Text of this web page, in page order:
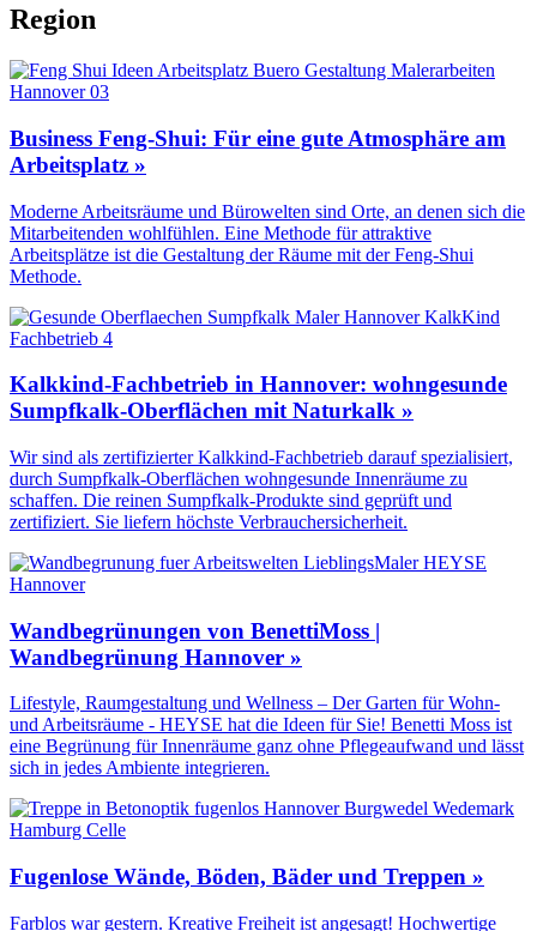
Region
Business Feng-Shui: Für eine gute Atmosphäre am
Arbeitsplatz »
Moderne Arbeitsräume und Bürowelten sind Orte, an denen sich die
Mitarbeitenden wohlfühlen. Eine Methode für attraktive
Arbeitsplätze ist die Gestaltung der Räume mit der Feng-Shui
Methode.
Kalkkind-Fachbetrieb in Hannover: wohngesunde
Sumpfkalk-Oberflächen mit Naturkalk »
Wir sind als zertifizierter Kalkkind-Fachbetrieb darauf spezialisiert,
durch Sumpfkalk-Oberflächen wohngesunde Innenräume zu
schaffen. Die reinen Sumpfkalk-Produkte sind geprüft und
zertifiziert. Sie liefern höchste Verbrauchersicherheit.
Wandbegrünungen von BenettiMoss |
Wandbegrünung Hannover »
Lifestyle, Raumgestaltung und Wellness – Der Garten für Wohn-
und Arbeitsräume - HEYSE hat die Ideen für Sie! Benetti Moss ist
eine Begrünung für Innenräume ganz ohne Pflegeaufwand und lässt
sich in jedes Ambiente integrieren.
Fugenlose Wände, Böden, Bäder und Treppen »
Farblos war gestern. Kreative Freiheit ist angesagt! Hochwertige